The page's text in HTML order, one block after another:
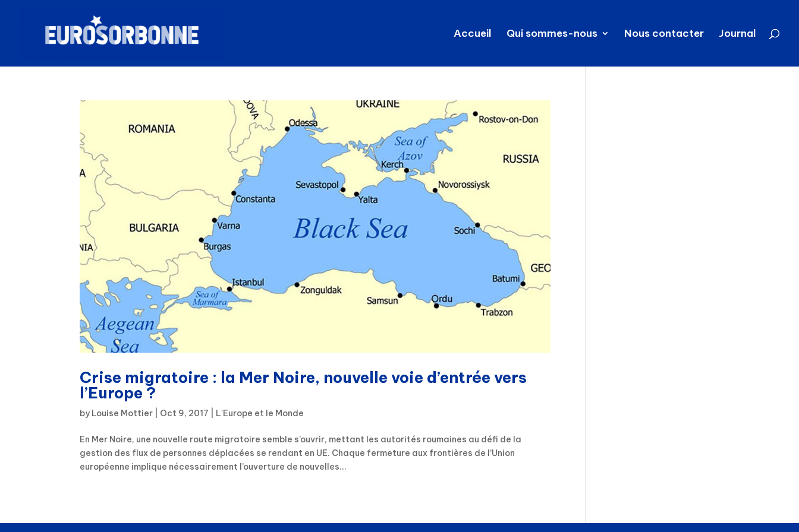
Accueil Qui sommes-nous Nous contacter Journal
Crise migratoire : la Mer Noire, nouvelle voie d’entrée vers
l’Europe ?
by Louise Mottier Oct 9, 2017 L'Europe et le Monde
En Mer Noire, une nouvelle route migratoire semble s’ouvrir, mettant les autorités roumaines au défi de la
gestion des flux de personnes déplacées se rendant en UE. Chaque fermeture aux frontières de l’Union
européenne implique nécessairement l’ouverture de nouvelles...